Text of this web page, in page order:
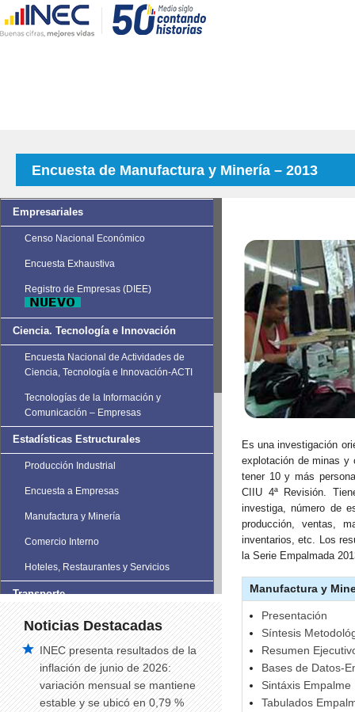
Encuesta de Manufactura y Minería – 2013
Empresariales
Censo Nacional Económico
Encuesta Exhaustiva
Registro de Empresas (DIEE)
Ciencia. Tecnología e Innovación
Encuesta Nacional de Actividades de
Ciencia, Tecnología e Innovación-ACTI
Tecnologías de la Información y
Comunicación – Empresas
Estadísticas Estructurales
Producción Industrial
Encuesta a Empresas
Manufactura y Minería
Comercio Interno
Hoteles, Restaurantes y Servicios
Transporte
Estadísticas de Transporte
Vehículos Matriculados
Siniestros de Tránsito
Siniestros de tránsito trimestral
Noticias Destacadas
INEC presenta resultados de la
inflación de junio de 2026:
variación mensual se mantiene
estable y se ubicó en 0,79 %
Es una investigación
explotación de minas y
tener 10 y más
CIIU 4ª Revisión.
investiga, número de
producción, ventas,
inventarios, etc. Los
la Serie Empalmada
Manufactura y
Presentación
Síntesis
Resumen
Bases de Datos-
Sintáxis Empalme
Tabulados